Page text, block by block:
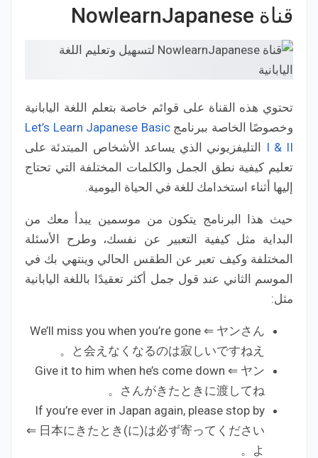
قناة NowlearnJapanese
تحتوي هذه القناة على قوائم خاصة بتعلم اللغة اليابانية
وخصوصًا الخاصة ببرنامجLet’s Learn Japanese Basic
I & II التليفزيوني الذي يساعد الأشخاص المبتدئة على
تعليم كيفية نطق الجمل والكلمات المختلفة التي تحتاج
إليها أثناء استخدامك للغة في الحياة اليومية.
حيث هذا البرنامج يتكون من موسمين يبدأ معك من
البداية مثل كيفية التعبير عن نفسك، وطرح الأسئلة
المختلفة وكيف تعبر عن الطقس الحالي وينتهي بك في
الموسم الثاني عند قول جمل أكثر تعقيدًا باللغة اليابانية
مثل:
We’ll miss you when you’re gone ⇐ ヤンさん
と会えなくなるのは寂しいですねえ。
Give it to him when he’s come down ⇐ ヤン
さんがきたときに渡してね。
If you’re ever in Japan again, please stop by
⇐ 日本にきたとき(に)は必ず寄ってください
よ。